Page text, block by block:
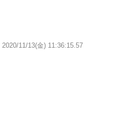
2020/11/13(金) 11:36:15.57